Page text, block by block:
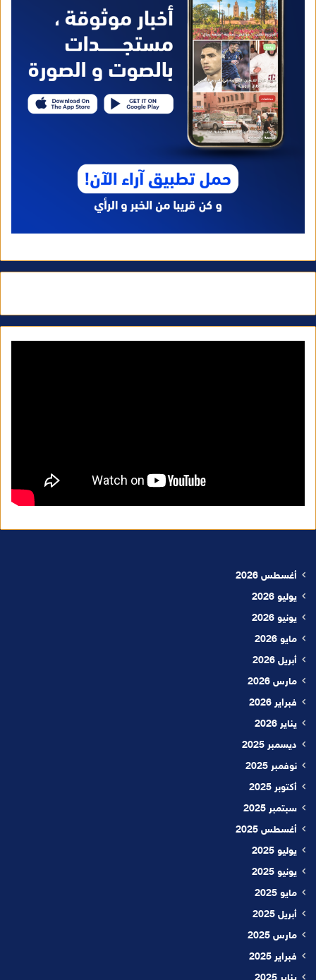
أغسطس 2026
يوليو 2026
يونيو 2026
مايو 2026
أبريل 2026
مارس 2026
فبراير 2026
يناير 2026
ديسمبر 2025
نوفمبر 2025
أكتوبر 2025
سبتمبر 2025
أغسطس 2025
يوليو 2025
يونيو 2025
مايو 2025
أبريل 2025
مارس 2025
فبراير 2025